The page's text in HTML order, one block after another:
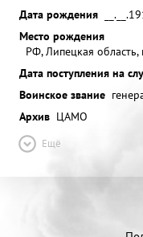
Дата рождения
Место рождения
РФ, Липецкая область,
Дата поступления на
Воинское звание
Архив ЦАМО
Ещё